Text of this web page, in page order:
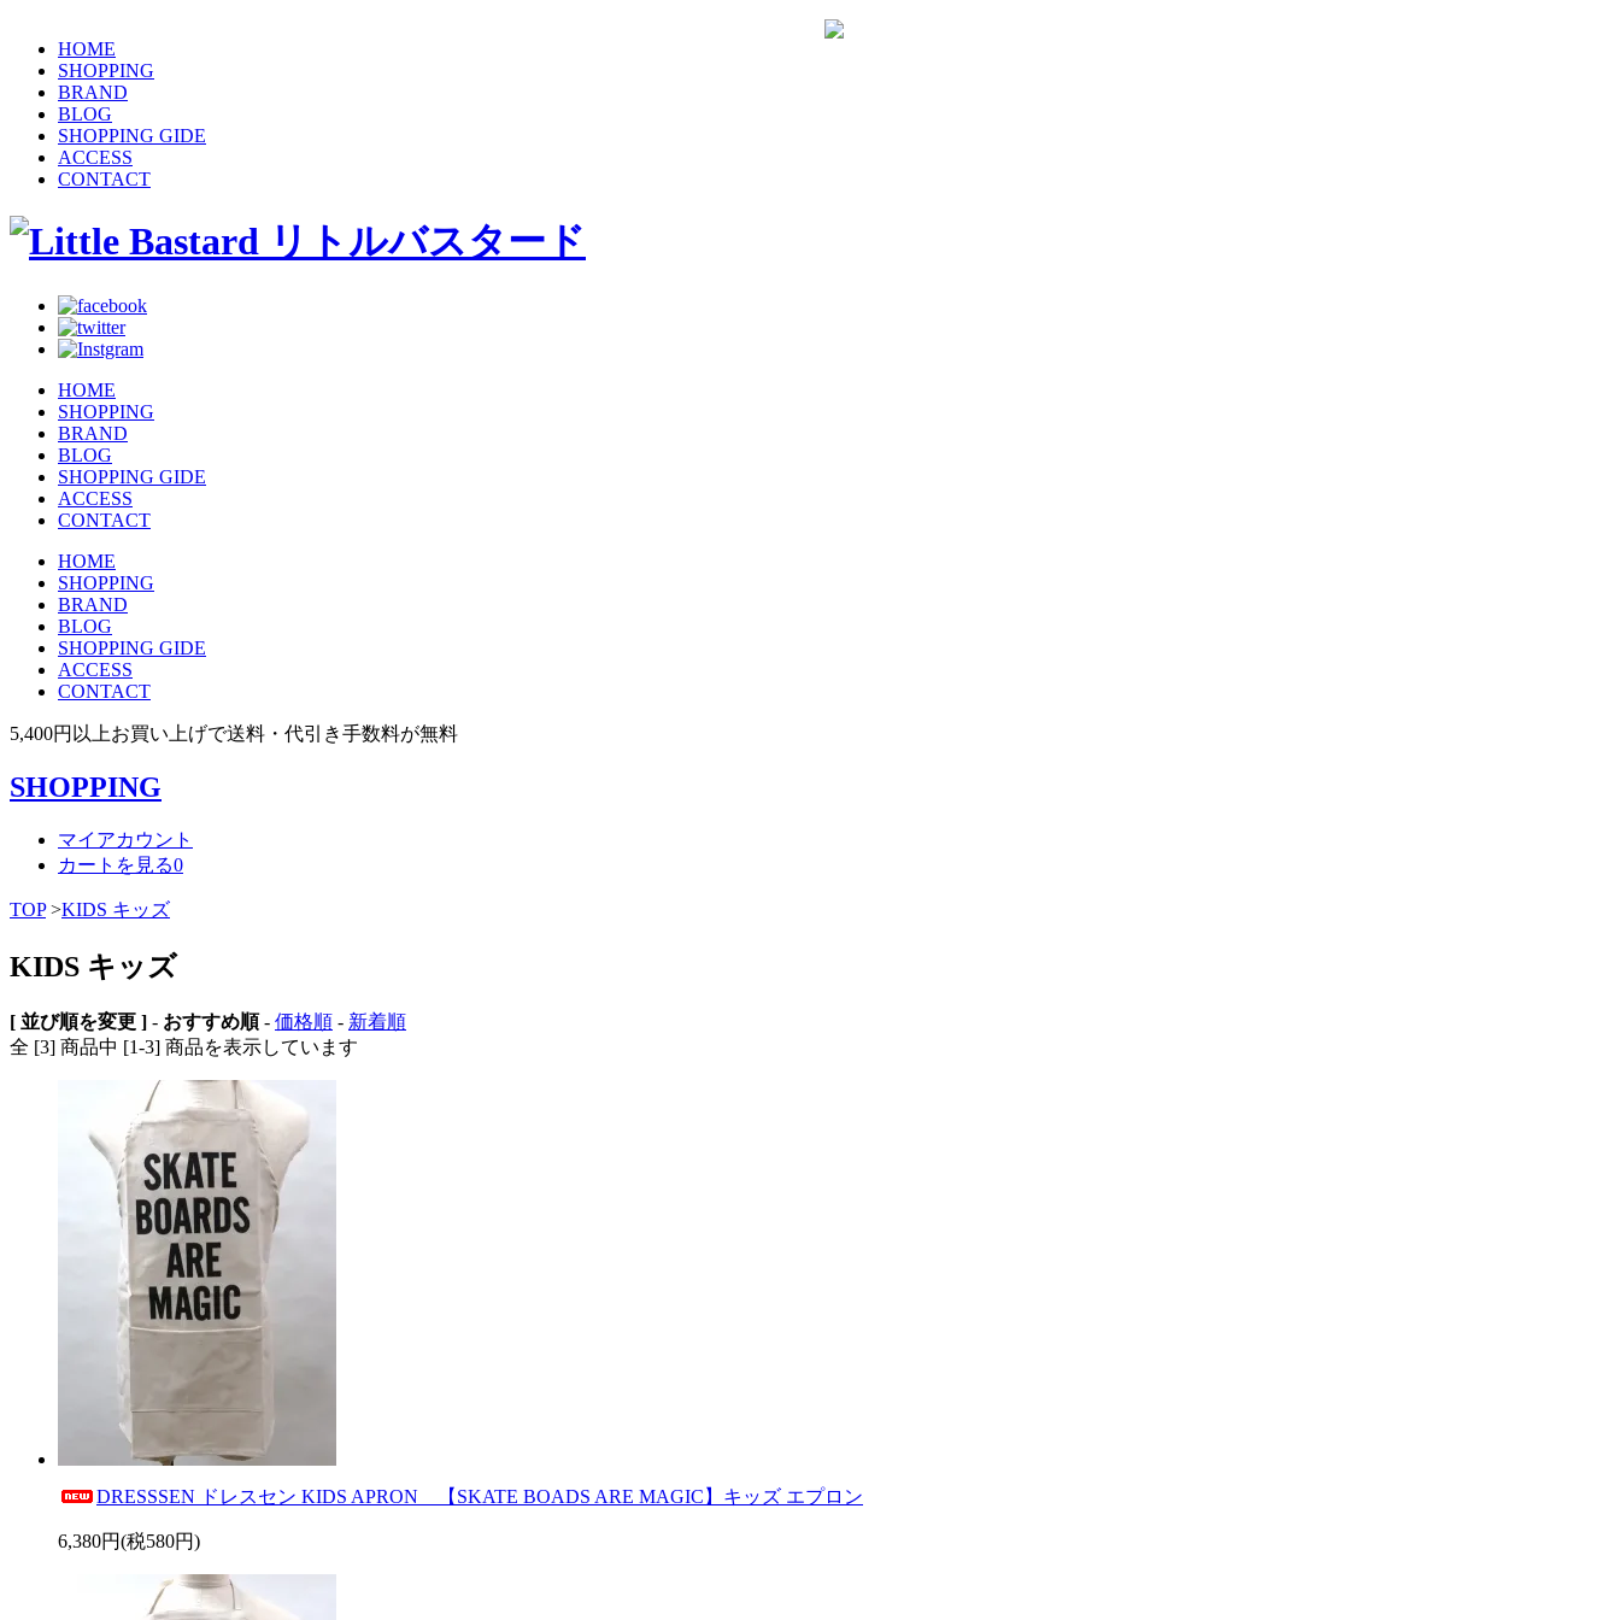
HOME
SHOPPING
BRAND
BLOG
SHOPPING GIDE
ACCESS
CONTACT
HOME
SHOPPING
BRAND
BLOG
SHOPPING GIDE
ACCESS
CONTACT
HOME
SHOPPING
BRAND
BLOG
SHOPPING GIDE
ACCESS
CONTACT
5,400円以上お買い上げで送料・代引き手数料が無料
SHOPPING
マイアカウント
カートを見る0
TOP >KIDS キッズ
KIDS キッズ
[ 並び順を変更 ] - おすすめ順- 価格順 - 新着順
全 [3] 商品中 [1-3] 商品を表示しています
DRESSSEN ドレスセン KIDS APRON 【SKATE BOADS ARE MAGIC】キッズ エプロン
6,380円(税580円)